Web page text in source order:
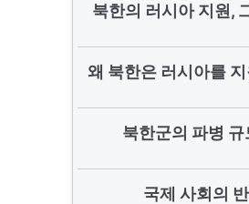
북한의 러시아 지원,
왜 북한은 러시아를
북한군의 파병 규
국제 사회의